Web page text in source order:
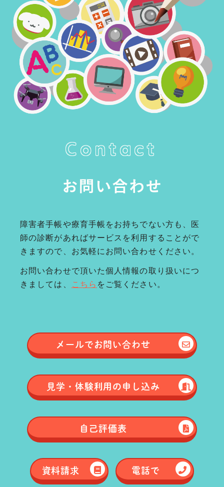
Contact
お問い合わせ
障害者手帳や療育手帳をお持ちでない方も、医
師の診断があればサービスを利用することがで
きますので、お気軽にお問い合わせください。
お問い合わせで頂いた個人情報の取り扱いにつ
きましては、
こちら をご覧ください。
メールでお問い合わせ
見学・体験利用の申し込み
自己評価表
資料請求 電話で